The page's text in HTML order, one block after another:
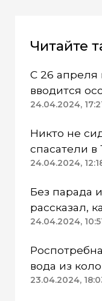
Читайте
С 26 апреля
вводится
режим
24.04.2024,
Никто не
спасатели
работают в
24.04.2024,
Без парада
рассказал,
24.04.2024,
вода из
Казанском
23.04.2024,